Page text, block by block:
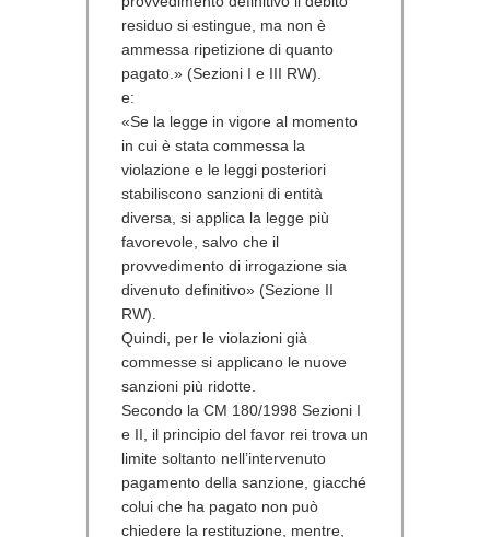
residuo si estingue, ma non è
ammessa ripetizione di quanto
pagato.» (Sezioni I e III RW).
e:
«Se la legge in vigore al momento
in cui è stata commessa la
violazione e le leggi posteriori
stabiliscono sanzioni di entità
diversa, si applica la legge più
favorevole, salvo che il
provvedimento di irrogazione sia
divenuto definitivo» (Sezione II
RW).
Quindi, per le violazioni già
commesse si applicano le nuove
sanzioni più ridotte.
Secondo la CM 180/1998 Sezioni I
e II, il principio del favor rei trova un
limite soltanto nell’intervenuto
pagamento della sanzione, giacché
colui che ha pagato non può
chiedere la restituzione, mentre,